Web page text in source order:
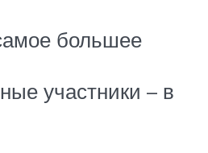
большее
участники – в